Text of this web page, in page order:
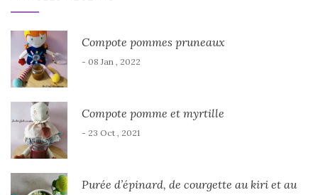
Compote pommes pruneaux
- 08 Jan , 2022
Compote pomme et myrtille
- 23 Oct , 2021
Purée d’épinard, de courgette au kiri et au